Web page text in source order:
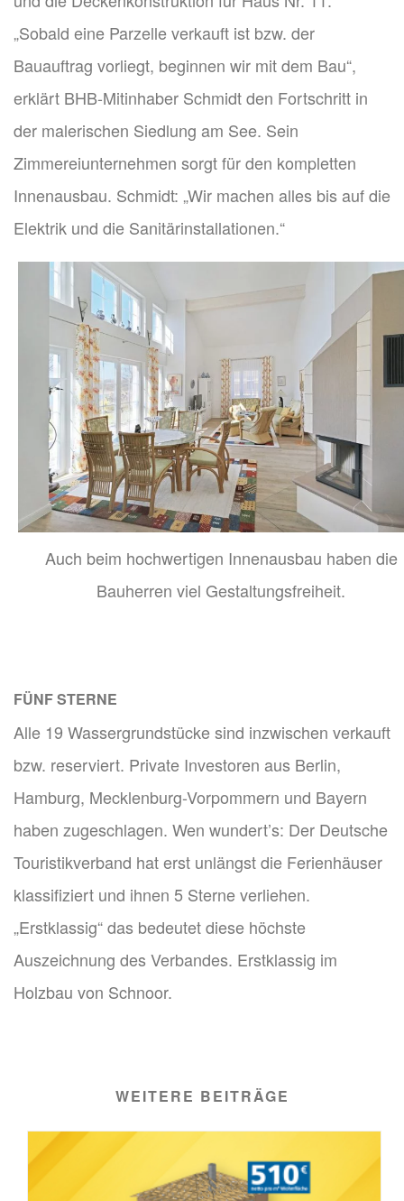
„Sobald eine Parzelle verkauft ist bzw. der
Bauauftrag vorliegt, beginnen wir mit dem Bau“,
erklärt BHB-Mitinhaber Schmidt den Fortschritt in
der malerischen Siedlung am See. Sein
Zimmereiunternehmen sorgt für den kompletten
Innenausbau. Schmidt: „Wir machen alles bis auf die
Elektrik und die Sanitärinstallationen.“
Auch beim hochwertigen Innenausbau haben die
Bauherren viel Gestaltungsfreiheit.
FÜNF STERNE
Alle 19 Wassergrundstücke sind inzwischen verkauft
bzw. reserviert. Private Investoren aus Berlin,
Hamburg, Mecklenburg-Vorpommern und Bayern
haben zugeschlagen. Wen wundert’s: Der Deutsche
Touristikverband hat erst unlängst die Ferienhäuser
klassifiziert und ihnen 5 Sterne verliehen.
„Erstklassig“ das bedeutet diese höchste
Auszeichnung des Verbandes. Erstklassig im
Holzbau von Schnoor.
WEITERE BEITRÄGE